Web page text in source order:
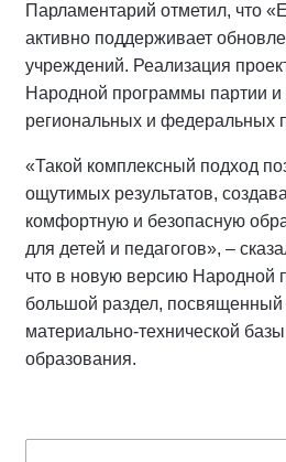
Парламентарий отметил, что
активно поддерживает
учреждений. Реализация
Народной программы партии
региональных и федеральных
«Такой комплексный подход
ощутимых результатов,
комфортную и безопасную
для детей и педагогов», –
что в новую версию Народной
большой раздел,
материально-технической
образования.